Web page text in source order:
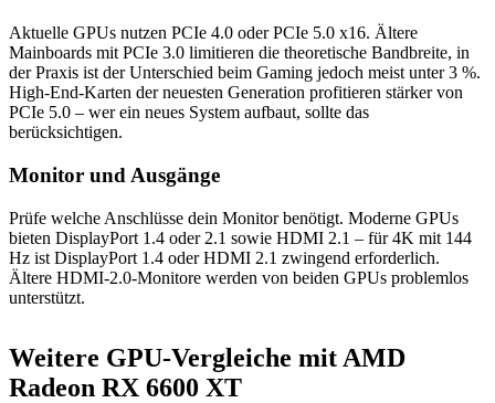
Aktuelle GPUs nutzen PCIe 4.0 oder PCIe 5.0 x16. Ältere
Mainboards mit PCIe 3.0 limitieren die theoretische Bandbreite, in
der Praxis ist der Unterschied beim Gaming jedoch meist unter 3 %.
High-End-Karten der neuesten Generation profitieren stärker von
PCIe 5.0 – wer ein neues System aufbaut, sollte das
berücksichtigen.
Monitor und Ausgänge
Prüfe welche Anschlüsse dein Monitor benötigt. Moderne GPUs
bieten DisplayPort 1.4 oder 2.1 sowie HDMI 2.1 – für 4K mit 144
Hz ist DisplayPort 1.4 oder HDMI 2.1 zwingend erforderlich.
Ältere HDMI-2.0-Monitore werden von beiden GPUs problemlos
unterstützt.
Weitere GPU-Vergleiche mit AMD
Radeon RX 6600 XT